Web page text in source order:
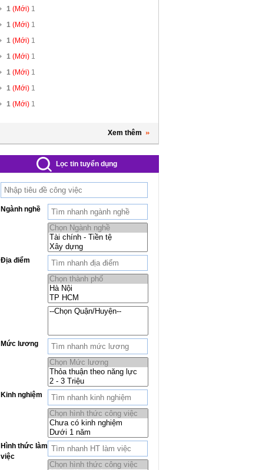
1 (Mới) 1
1 (Mới) 1
1 (Mới) 1
1 (Mới) 1
1 (Mới) 1
1 (Mới) 1
1 (Mới) 1
Xem thêm
Lọc tin tuyển dụng
Ngành nghề
Địa điểm
Mức lương
Kinh nghiệm
Hình thức làm
việc